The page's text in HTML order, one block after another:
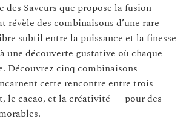
des Saveurs que propose la fusion
révèle des combinaisons d’une rare
subtil entre la puissance et la finesse
une découverte gustative où chaque
Découvrez cinq combinaisons
cette rencontre entre trois
le cacao, et la créativité — pour des